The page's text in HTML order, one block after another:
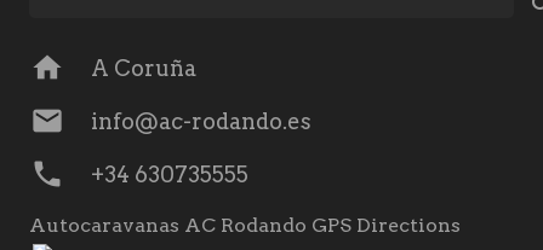
home A Coruña
mail info@ac-rodando.es
phone +34 630735555
Autocaravanas AC Rodando GPS Directions